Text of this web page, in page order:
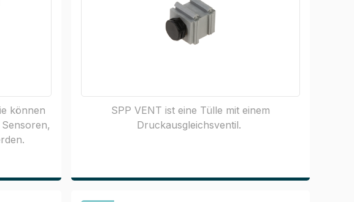
können
SPP VENT ist eine Tülle mit einem
Druckausgleichsventil.